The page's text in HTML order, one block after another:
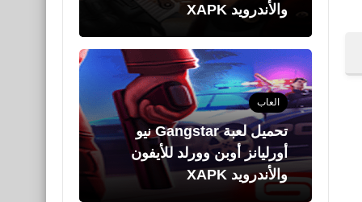
والأندرويد XAPK
العاب
تحميل لعبة Gangstar نيو
أورليانز أوبن وورلد للأيفون
والأندرويد XAPK